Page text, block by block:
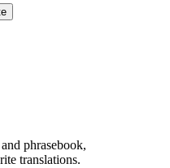
phrasebook,
translations.